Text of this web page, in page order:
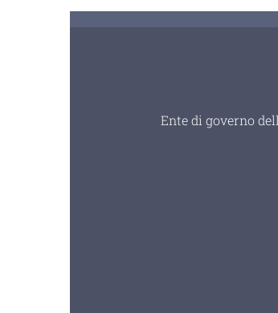
Ente di governo